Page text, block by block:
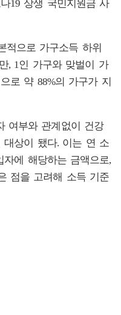
19 상생 국민지원금 사
적으로 가구소득 하위
, 1인 가구와 맞벌이 가
로 약 88%의 가구가 지
여부와 관계없이 건강
대상이 됐다. 이는 연 소
에 해당하는 금액으로,
점을 고려해 소득 기준